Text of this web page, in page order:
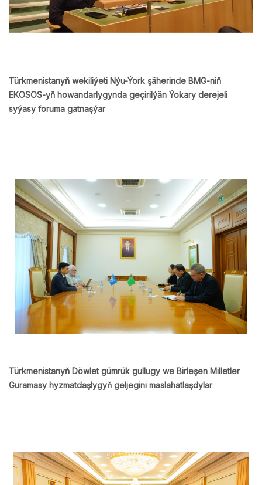
Türkmenistanyň wekiliýeti Nýu-Ýork şäherinde BMG-niň
EKOSOS-yň howandarlygynda geçirilýän Ýokary derejeli
syýasy foruma gatnaşýar
Türkmenistanyň Döwlet gümrük gullugy we Birleşen Milletler
Guramasy hyzmatdaşlygyň geljegini maslahatlaşdylar